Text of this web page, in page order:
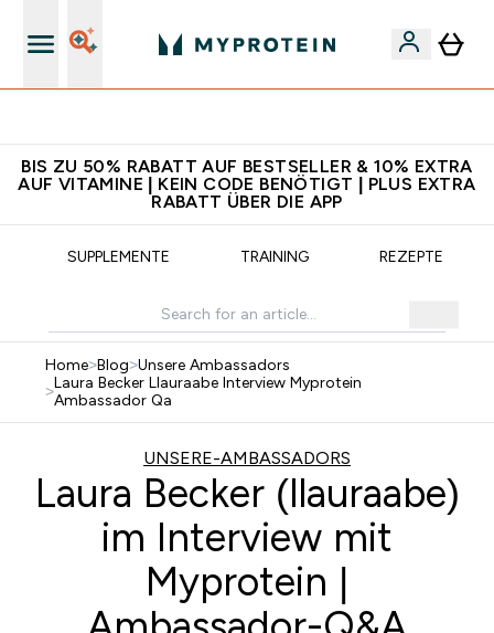
BIS ZU 50% RABATT AUF BESTSELLER & 10% EXTRA
AUF VITAMINE | KEIN CODE BENÖTIGT | PLUS EXTRA
RABATT ÜBER DIE APP
SUPPLEMENTE TRAINING REZEPTE
Home>Blog>Unsere Ambassadors
>Laura Becker Llauraabe Interview Myprotein
Ambassador Qa
UNSERE-AMBASSADORS
Laura Becker (llauraabe)
im Interview mit
Myprotein |